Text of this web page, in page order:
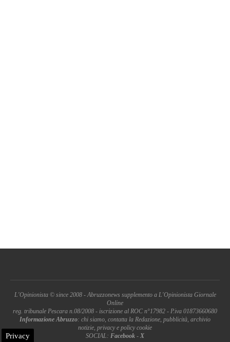
L'Opinionista © since 2008 - Abruzzonews supplemento a L'Opinionista Giornale
Online
reg. tribunale Pescara n.08/2008 - iscrizione al ROC n°17982 - P.iva 01873660680
Informazione Abruzzo: chi siamo, contatta la Redazione, pubblicità, archivio
notizie, privacy e policy cookie
SOCIAL: Facebook - X
Privacy